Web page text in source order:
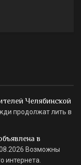
Челябинской
продолжат лить в
в
Возможны
интернета.